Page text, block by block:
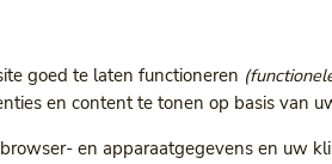
het beleid van ONVZ. Dit omvat
en maatschappelijke belangen
goed te laten functioneren
en content te tonen op basis van
en apparaatgegevens en uw